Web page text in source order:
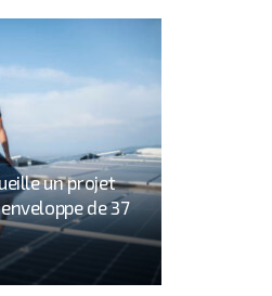
un projet
de 37